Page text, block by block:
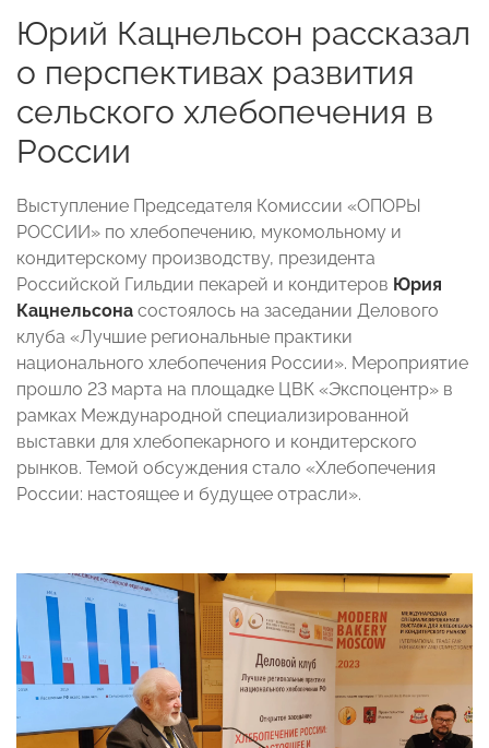
Юрий Кацнельсон рассказал
о перспективах развития
сельского хлебопечения в
России
Выступление Председателя Комиссии «ОПОРЫ
РОССИИ» по хлебопечению, мукомольному и
кондитерскому производству, президента
Российской Гильдии пекарей и кондитеров Юрия
Кацнельсона состоялось на заседании Делового
клуба «Лучшие региональные практики
национального хлебопечения России». Мероприятие
прошло 23 марта на площадке ЦВК «Экспоцентр» в
рамках Международной специализированной
выставки для хлебопекарного и кондитерского
рынков. Темой обсуждения стало «Хлебопечения
России: настоящее и будущее отрасли».